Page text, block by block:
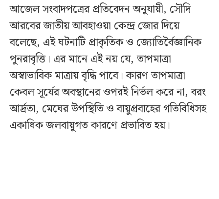
আজেল সংবাদপত্রের প্রতিবেদন অনুযায়ী, সৌদি
আরবের জাতীয় আবহাওয়া কেন্দ্র জোর দিয়ে
বলেছে, এই ঘটনাটি প্রাকৃতিক ও জ্যোতির্বৈজ্ঞানিক
পুনরাবৃত্তি। এর মানে এই নয় যে, তাপমাত্রা
অস্বাভাবিক মাত্রায় বৃদ্ধি পাবে। কারণ তাপমাত্রা
কেবল সূর্যের অবস্থানের ওপরই নির্ভল করে না, বরং
আর্দ্রতা, মেঘের উপস্থিতি ও বায়ুপ্রবাহের গতিবিধিসহ
একাধিক জলবায়ুগত কারণে প্রভাবিত হয়।